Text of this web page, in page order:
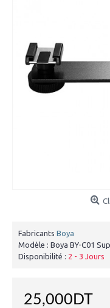
Fabricants Boya
Modèle : Boya BY-C01
Disponibilité : 2 - 3 Jours
25,000DT